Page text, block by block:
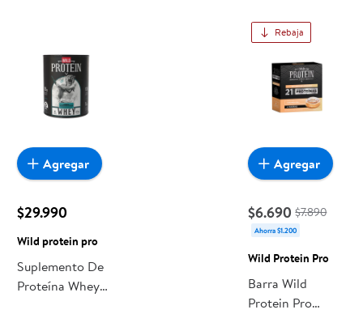
$29.990
Wild protein pro
Suplemento De
Proteína Whey
Agregar
Rebaja
$6.690 $7.890
Ahorra $1.200
Wild Protein Pro
Barra Wild
Protein Pro
Agregar